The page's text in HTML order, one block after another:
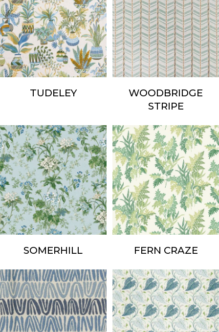
TUDELEY
WOODBRIDGE
STRIPE
SOMERHILL FERN CRAZE